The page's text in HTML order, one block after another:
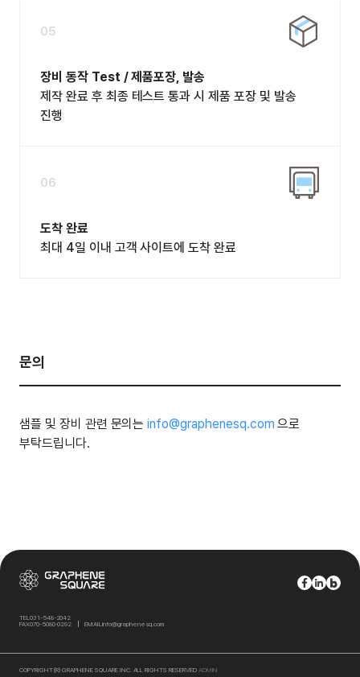
05
장비 동작 Test / 제품포장, 발송
제작 완료 후 최종 테스트 통과 시 제품 포장 및 발송
진행
06
도착 완료
최대 4일 이내 고객 사이트에 도착 완료
문의
샘플 및 장비 관련 문의는info@graphenesq.com 으로
부탁드립니다.
TEL031-548-2042
FAX070-5080-0292 EMAILinfo@graphenesq.com
COPYRIGHT(R) GRAPHENE SQUARE INC. ALL RIGHTS RESERVED ADMIN